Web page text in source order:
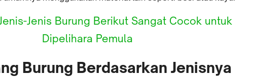
Jenis Burung Berikut Sangat Cocok untuk
Dipelihara Pemula
Burung Berdasarkan Jenisnya